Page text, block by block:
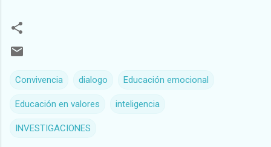
Convivencia dialogo Educación emocional
Educación en valores inteligencia
INVESTIGACIONES